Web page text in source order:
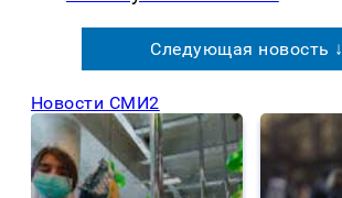
Следующая новость ↓
Новости СМИ2